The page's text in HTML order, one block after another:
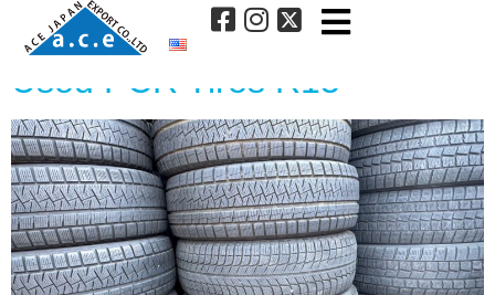
タイヤサイズ:15inch
Used PCR Tires R15